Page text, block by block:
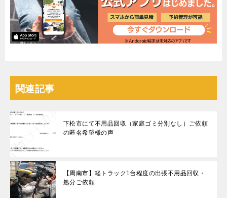
関連記事
下松市にて不用品回収（家庭ゴミ分別なし）ご依頼
の匿名希望様の声
【周南市】軽トラック1台程度の出張不用品回収・
処分ご依頼